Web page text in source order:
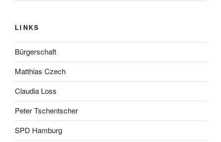
LINKS
Bürgerschaft
Matthias Czech
Claudia Loss
Peter Tschentscher
SPD Hamburg